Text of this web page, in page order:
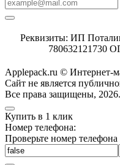
Реквизиты: ИП
780632121730
Applepack.ru © Интернет-
Cайт не является
Все права защищены, 2026.
Купить в 1 клик
Номер телефона:
Проверьте номер телефона